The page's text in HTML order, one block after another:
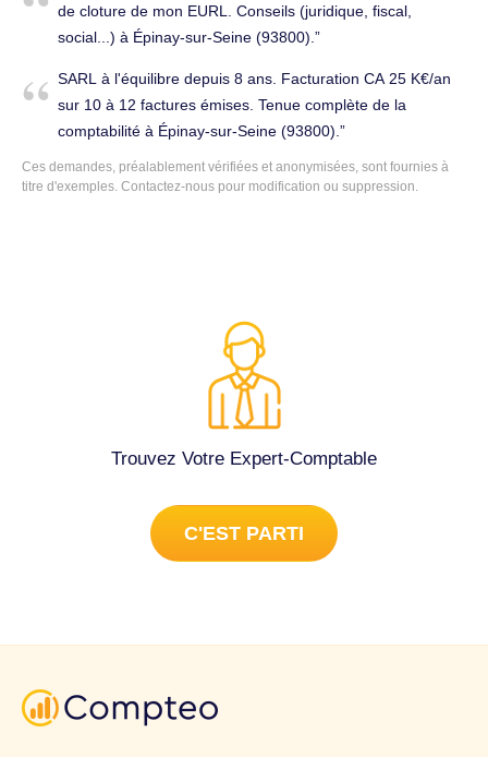
de cloture de mon EURL. Conseils (juridique, fiscal,
social...) à Épinay-sur-Seine (93800).
SARL à l'équilibre depuis 8 ans. Facturation CA 25 K€/an
sur 10 à 12 factures émises. Tenue complète de la
comptabilité à Épinay-sur-Seine (93800).
Ces demandes, préalablement vérifiées et anonymisées, sont fournies à
titre d'exemples. Contactez-nous pour modification ou suppression.
Trouvez Votre Expert-Comptable
C'EST PARTI